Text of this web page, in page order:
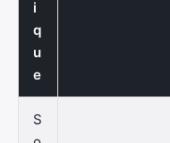
i
q
u
e
S